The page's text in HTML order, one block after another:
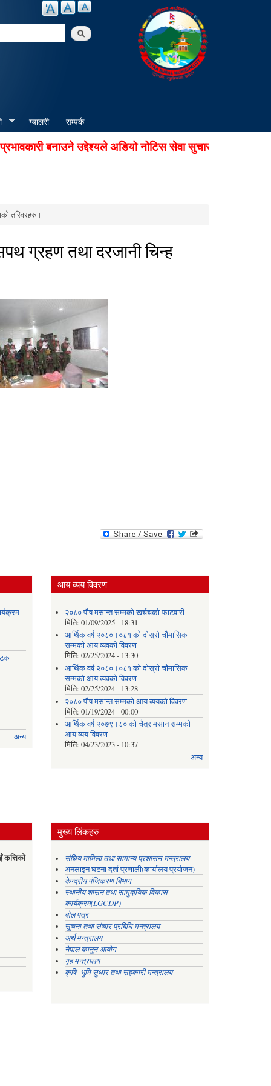
ग्यालरी सम्पर्क
बनाउने उद्देश्यले अडियो नोटिस सेवा सुचारु गरिएको छ।
तस्विरहरु।
ग्रहण तथा दरजानी चिन्ह
अन्य
आय व्यय विवरण
२०८० पौष मसान्त सम्मको खर्चचको फाटवारी
मिति:01/09/2025 - 18:31
आर्थिक वर्ष २०८०।०८१ को दोस्रो चौमासिक
सम्मको आय व्यवको विवरण
मिति:02/25/2024 - 13:30
आर्थिक वर्ष २०८०।०८१ को दोस्रो चौमासिक
सम्मको आय व्यवको विवरण
मिति:02/25/2024 - 13:28
२०८० पौष मसान्त सम्मको आय व्ययको विवरण
मिति:01/19/2024 - 00:00
आर्थिक वर्ष २०७९।८० को चैत्र मसान सम्मको
आय व्यय विवरण
मिति:04/23/2023 - 10:37
अन्य
कत्तिको
मुख्य लिंकहरु
संघिय मामिला तथा सामान्य प्रशासन मन्त्रालय
अनलाइन घटना दर्ता प्रणाली(कार्यालय प्रयोजन)
केन्द्रीय पंजिकरण बिभाग
स्थानीय शासन तथा सामुदायिक विकास
कार्यक्रम(LGCDP)
बोल पत्र
सूचना तथा संचार प्रबिधि मन्त्रालय
अर्थ मन्त्रालय
नेपाल कानुन आयोग
गृह मन्त्रालय
कृषि भुमि सुधार तथा सहकारी मन्त्रालय